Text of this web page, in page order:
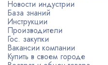
Новости индустрии
База знаний
Инструкции
Производители
Гос. закупки
Вакансии компании
Купить в своем городе